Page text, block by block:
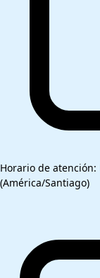
Horario de atención:
(América/Santiago)